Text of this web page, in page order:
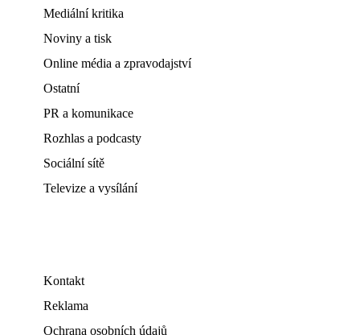
Mediální kritika
Noviny a tisk
Online média a zpravodajství
Ostatní
PR a komunikace
Rozhlas a podcasty
Sociální sítě
Televize a vysílání
Kontakt
Reklama
Ochrana osobních údajů